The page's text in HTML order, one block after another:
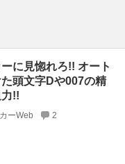
に見惚れろ!! オート
頭文字Dや007の精
!!
ーWeb 2